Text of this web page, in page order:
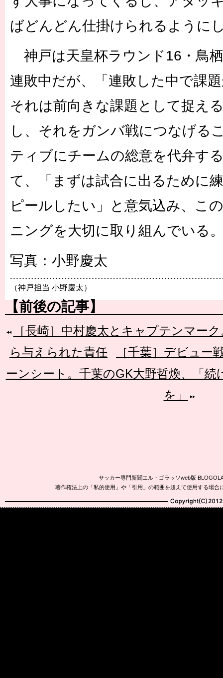
ばどんどん仕掛けられるように
神戸は天皇杯ラウンド16・鳥
連敗中だが、「連敗した中で課
それは前向きな課題として捉え
し、それをガンバ戦につなげる
ティブにチームの総意を代弁す
て、「まずは試合に出るために
ピールしたい」と意気込み、こ
ニングを大切に取り組んでいる
写真：小野慶太
（神戸担当 小野慶太）
【前後の記事】
［長崎］中村慶太とキャプテンマー
ら与えられた責任
［千葉］デビュー
ーンシート。千葉のGK大野哲煥、「
を」
サッカー専門新聞エル・ゴラッソweb版
著作権法上の「私的使用」や「引用」の範囲を超えて使用する場
Copyright(C)2010-